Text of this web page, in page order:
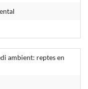
ambient: reptes en